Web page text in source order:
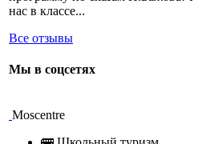
нас в классе...
Все отзывы
Мы в соцсетях
Moscentre